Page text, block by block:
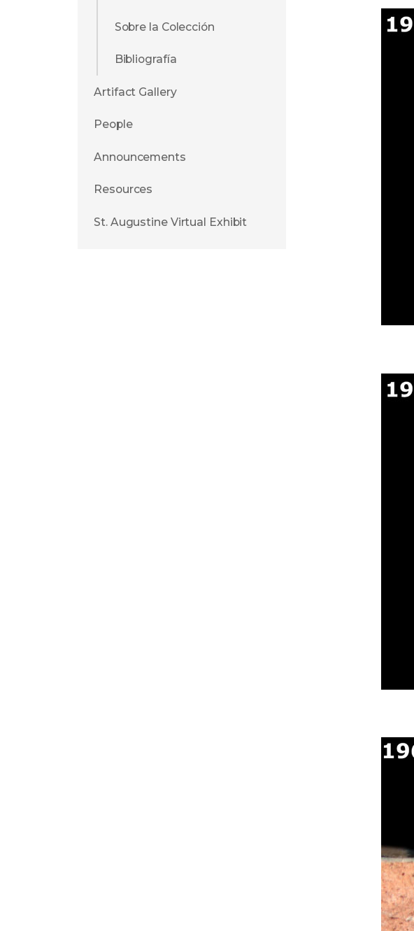
Sobre la Colección
Bibliografía
Artifact Gallery
People
Announcements
Resources
St. Augustine Virtual Exhibit